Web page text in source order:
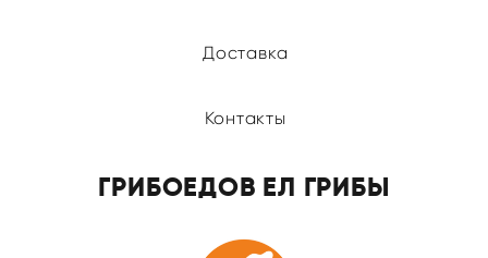
Доставка
Контакты
ГРИБОЕДОВ ЕЛ ГРИБЫ